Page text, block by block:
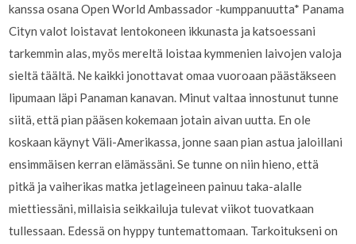
kanssa osana Open World Ambassador -kumppanuutta* Panama
Cityn valot loistavat lentokoneen ikkunasta ja katsoessani
tarkemmin alas, myös mereltä loistaa kymmenien laivojen valoja
sieltä täältä. Ne kaikki jonottavat omaa vuoroaan päästäkseen
lipumaan läpi Panaman kanavan. Minut valtaa innostunut tunne
siitä, että pian pääsen kokemaan jotain aivan uutta. En ole
koskaan käynyt Väli-Amerikassa, jonne saan pian astua jaloillani
ensimmäisen kerran elämässäni. Se tunne on niin hieno, että
pitkä ja vaiherikas matka jetlageineen painuu taka-alalle
miettiessäni, millaisia seikkailuja tulevat viikot tuovatkaan
tullessaan. Edessä on hyppy tuntemattomaan. Tarkoitukseni on